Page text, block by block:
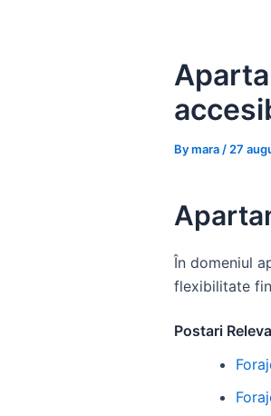
Bymara / 27
În domeniul
flexibilitate
Postari